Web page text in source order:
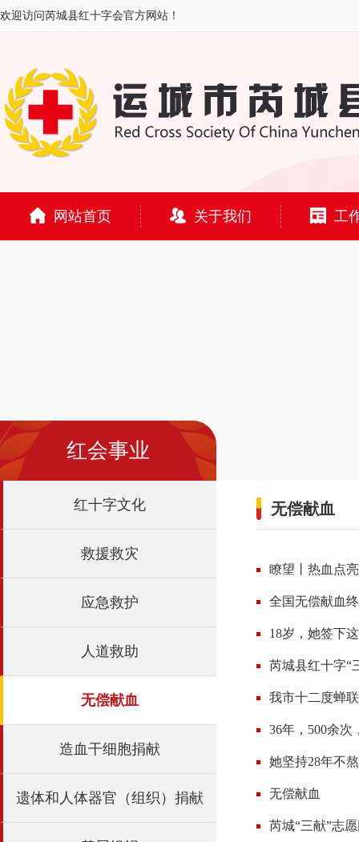
欢迎访问芮城县红十字会官方网站！
网站首页 关于我们 工
红会事业
红十字文化
救援救灾
应急救护
人道救助
无偿献血
造血干细胞捐献
遗体和人体器官（组织）捐献
无偿献血
瞭望丨热血点
全国无偿献血
18岁，她签下
芮城县红十字“
我市十二度蝉
36年，500余
她坚持28年不
无偿献血
芮城“三献”志